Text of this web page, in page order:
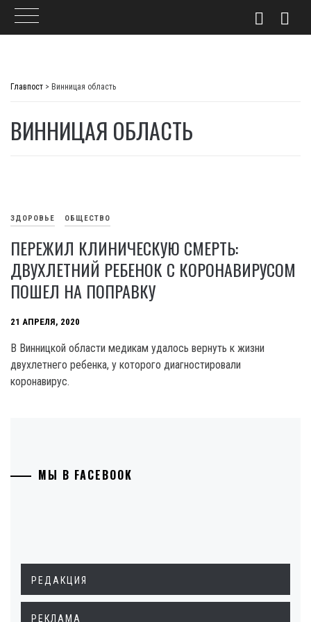
Главпост > Винницая область
ВИННИЦАЯ ОБЛАСТЬ
ЗДОРОВЬЕ ОБЩЕСТВО
ПЕРЕЖИЛ КЛИНИЧЕСКУЮ СМЕРТЬ:
ДВУХЛЕТНИЙ РЕБЕНОК С КОРОНАВИРУСОМ
ПОШЕЛ НА ПОПРАВКУ
21 АПРЕЛЯ, 2020
В Винницкой области медикам удалось вернуть к жизни
двухлетнего ребенка, у которого диагностировали
коронавирус.
МЫ В FACEBOOK
РЕДАКЦИЯ
РЕКЛАМА